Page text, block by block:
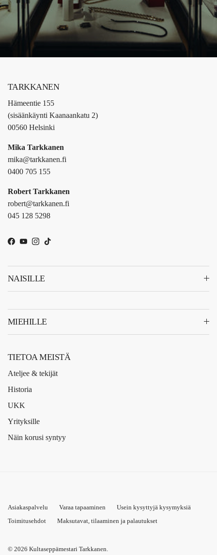
TARKKANEN
Hämeentie 155
(sisäänkäynti Kaanaankatu 2)
00560 Helsinki
Mika Tarkkanen
mika@tarkkanen.fi
0400 705 155
Robert Tarkkanen
robert@tarkkanen.fi
045 128 5298
Facebook
YouTube
Instagram
TikTok
NAISILLE
MIEHILLE
TIETOA MEISTÄ
Ateljee & tekijät
Historia
UKK
Yrityksille
Näin korusi syntyy
Asiakaspalvelu Varaa tapaaminen
Usein kysyttyjä kysymyksiä
Toimitusehdot
Maksutavat, tilaaminen ja palautukset
© 2026 Kultaseppämestari Tarkkanen